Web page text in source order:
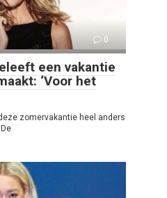
0
een vakantie
‘Voor het
zomervakantie heel anders